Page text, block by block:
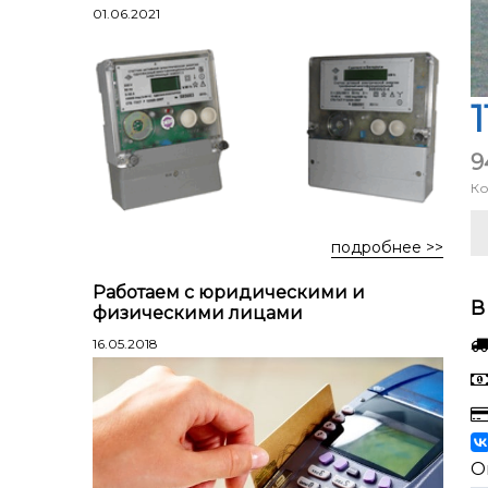
Стремянки алюминиевые
Стремянки двухсторонние
алюминиевые
Стремянки стальные
Стремянки двухсторонние стальные
01.06.2021
подробнее >>
Работаем с юридическими и
физическими лицами
16.05.2018